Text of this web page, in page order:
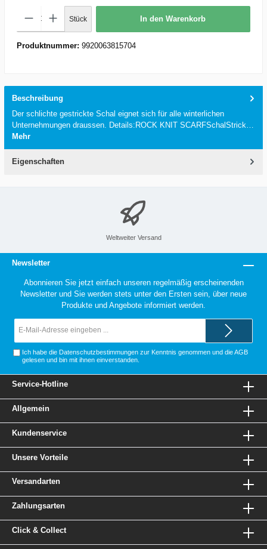
Stück In den Warenkorb
Produktnummer: 9920063815704
Beschreibung
Der schlichte gestrickte Schal eignet sich für alle winterlichen
Unternehmungen draussen. Details:ROCK KNIT SCARFSchalStrick…
Mehr
Eigenschaften
Weltweiter Versand
Newsletter
Abonnieren Sie jetzt einfach unseren regelmäßig erscheinenden
Newsletter und Sie werden stets unter den Ersten sein, über neue
Produkte und Angebote informiert werden.
Ich habe die Datenschutzbestimmungen zur Kenntnis genommen und dieAGB
gelesen und bin mit ihnen einverstanden.
Service-Hotline
Allgemein
Kundenservice
Unsere Vorteile
Versandarten
Zahlungsarten
Click & Collect